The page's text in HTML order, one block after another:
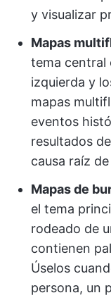
y visualizar
Mapas
tema central
izquierda y
mapas
eventos
resultados
causa raíz
Mapas de
el tema
rodeado de
contienen
Úselos
persona, un